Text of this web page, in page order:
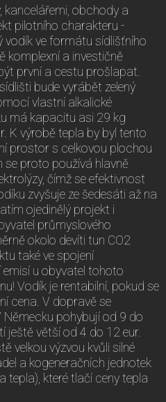
kancelářemi, obchody a
pilotního charakteru -
vodík ve formátu sídlišťního
komplexní a investičně
první a cestu prošlapat.
bude vyrábět zelený
vlastní alkalické
má kapacitu asi 29 kg
K výrobě tepla by byl tento
prostor s celkovou plochou
proto používá hlavně
čímž se efektivnost
zvyšuje ze šedesáti až na
ojedinělý projekt i
průmyslového
okolo devíti tun CO2
také ve spojení
emisí u obyvatel tohoto
Vodík je rentabilní, pokud se
cena. V dopravě se
Německu pohybují od 9 do
ještě větší od 4 do 12 eur.
velkou výzvou kvůli silné
a kogeneračních jednotek
tepla), které tlačí ceny tepla